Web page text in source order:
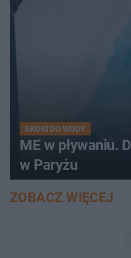
SKOKI DO WODY
ME w pływaniu.
w Paryżu
ZOBACZ WIĘCEJ